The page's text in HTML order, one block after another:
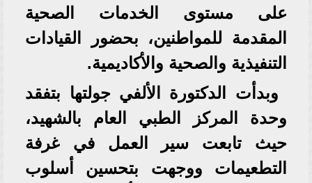
على مستوى الخدمات الصحية
المقدمة للمواطنين، بحضور القيادات
التنفيذية والصحية والأكاديمية.
وبدأت الدكتورة الألفي جولتها بتفقد
وحدة المركز الطبي العام بالشهيد،
حيث تابعت سير العمل في غرفة
التطعيمات ووجهت بتحسين أسلوب